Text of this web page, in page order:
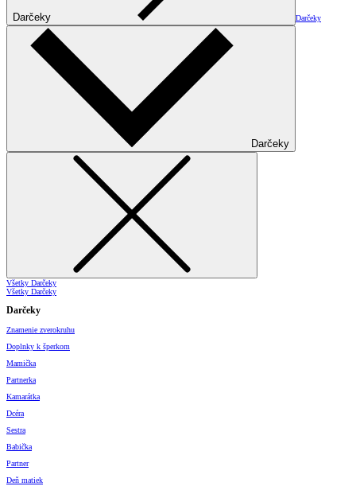
Darčeky Darčeky
Darčeky
Všetky Darčeky
Všetky Darčeky
Darčeky
Znamenie zverokruhu
Doplnky k šperkom
Mamička
Partnerka
Kamarátka
Dcéra
Sestra
Babička
Partner
Deň matiek